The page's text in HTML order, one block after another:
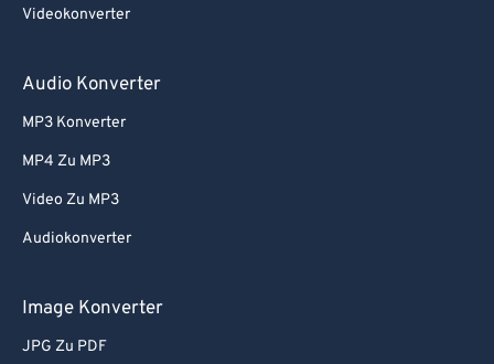
Videokonverter
Audio Konverter
MP3 Konverter
MP4 Zu MP3
Video Zu MP3
Audiokonverter
Image Konverter
JPG Zu PDF